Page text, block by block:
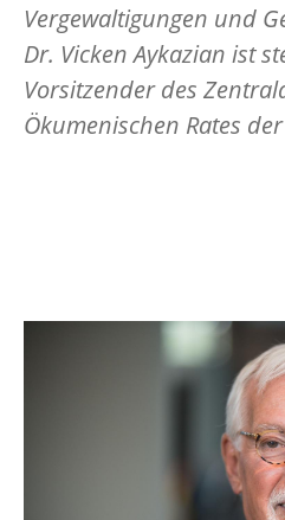
Vergewaltigungen und
Dr. Vicken Aykazian ist
Vorsitzender des
Ökumenischen Rates